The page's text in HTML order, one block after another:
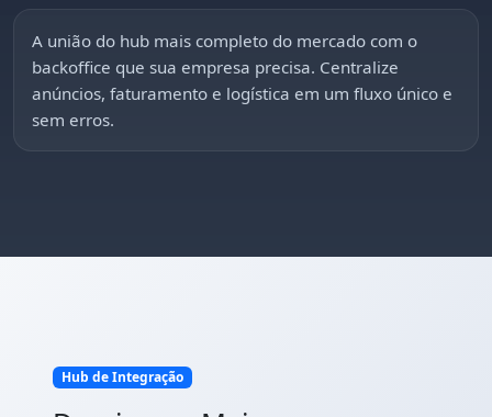
A união do hub mais completo do mercado com o
backoffice que sua empresa precisa. Centralize
anúncios, faturamento e logística em um fluxo único e
sem erros.
Hub de Integração